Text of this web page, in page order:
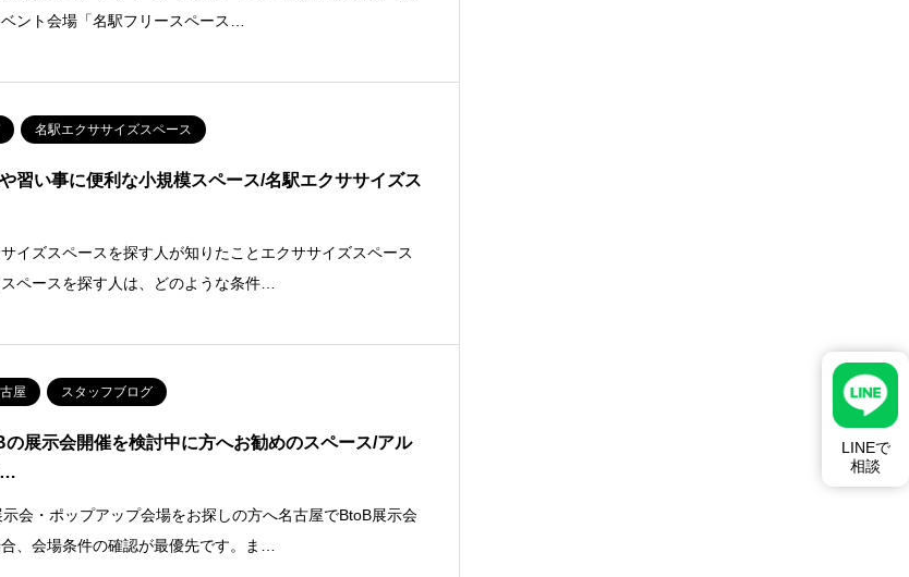
ント会場「名駅フリースペース…
名駅エクササイズスペース
習い事に便利な小規模スペース/名駅エクササイズス
イズスペースを探す人が知りたことエクササイズスペース
ペースを探す人は、どのような条件…
屋 スタッフブログ
展示会開催を検討中に方へお勧めのスペース/アル
…
会・ポップアップ会場をお探しの方へ名古屋でBtoB展示会
、会場条件の確認が最優先です。ま…
LINEで
相談